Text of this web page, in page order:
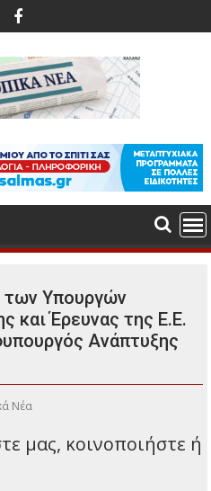
των Υπουργών
και Έρευνας της Ε.Ε.
Ανάπτυξης
Νέα
μας, κοινοποιήστε ή